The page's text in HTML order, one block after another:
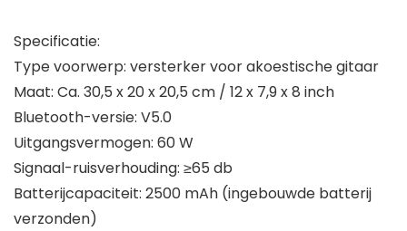
Specificatie:
Type voorwerp: versterker voor akoestische gitaar
Maat: Ca. 30,5 x 20 x 20,5 cm / 12 x 7,9 x 8 inch
Bluetooth-versie: V5.0
Uitgangsvermogen: 60 W
Signaal-ruisverhouding: ≥65 db
Batterijcapaciteit: 2500 mAh (ingebouwde batterij
verzonden)